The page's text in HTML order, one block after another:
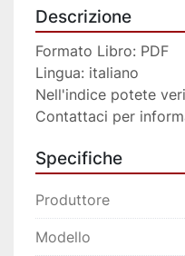
Descrizione
Formato Libro: PDF
Lingua: italiano
Nell'indice potete
Contattaci per
Specifiche
Produttore
Modello